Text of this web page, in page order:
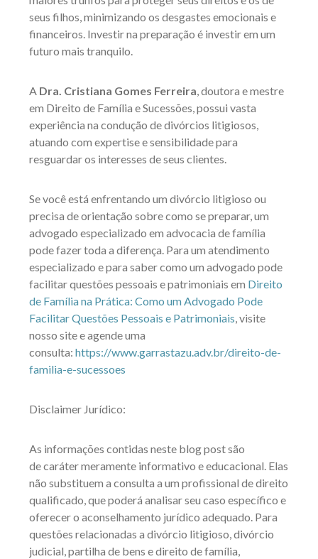
seus filhos, minimizando os desgastes emocionais e
financeiros. Investir na preparação é investir em um
futuro mais tranquilo.
A Dra. Cristiana Gomes Ferreira, doutora e mestre
em Direito de Família e Sucessões, possui vasta
experiência na condução de divórcios litigiosos,
atuando com expertise e sensibilidade para
resguardar os interesses de seus clientes.
Se você está enfrentando um divórcio litigioso ou
precisa de orientação sobre como se preparar, um
advogado especializado em advocacia de família
pode fazer toda a diferença. Para um atendimento
especializado e para saber como um advogado pode
facilitar questões pessoais e patrimoniais em Direito
de Família na Prática: Como um Advogado Pode
Facilitar Questões Pessoais e Patrimoniais, visite
nosso site e agende uma
consulta: https://www.garrastazu.adv.br/direito-de-
familia-e-sucessoes
Disclaimer Jurídico:
As informações contidas neste blog post são
de caráter meramente informativo e educacional. Elas
não substituem a consulta a um profissional de direito
qualificado, que poderá analisar seu caso específico e
oferecer o aconselhamento jurídico adequado. Para
questões relacionadas a divórcio litigioso, divórcio
judicial, partilha de bens e direito de família,